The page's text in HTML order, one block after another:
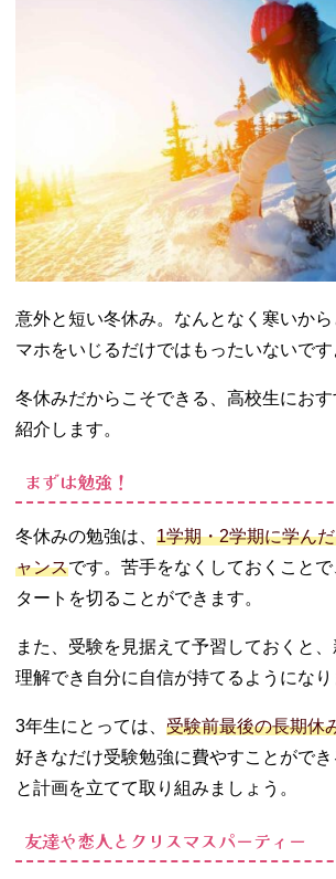
意外と短い冬休み。なんとなく寒いか
マホをいじるだけではもったいないです
冬休みだからこそできる、高校生にお
紹介します。
まずは勉強！
冬休みの勉強は、 1学期・2学期に学ん
ャンスです。苦手をなくしておくこと
タートを切ることができます。
また、受験を見据えて予習しておくと
理解でき自分に自信が持てるようになり
3年生にとっては、 受験前最後の長期休
好きなだけ受験勉強に費やすことができ
と計画を立てて取り組みましょう。
友達や恋人とクリスマスパーティー